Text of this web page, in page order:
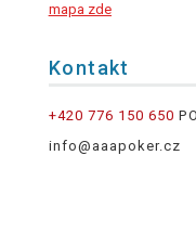
mapa zde
Kontakt
+420 776 150 650
info@aaapoker.cz